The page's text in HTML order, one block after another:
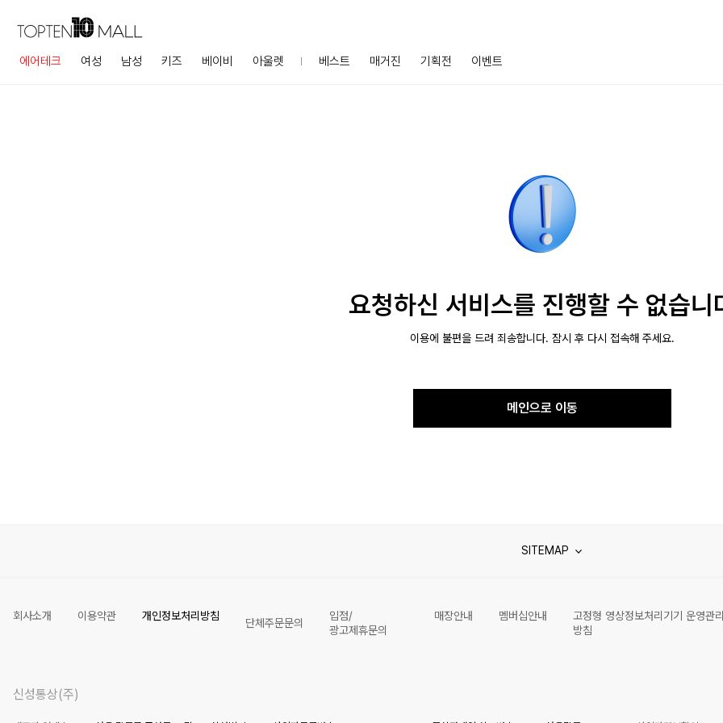
에어테크 여성 남성 키즈 베이비 아울렛 베스트 매거진 기획전 이벤트
요청하신 서비스를 진행할 수 없습니
이용에 불편을 드려 죄송합니다. 잠시 후 다시 접속해 주세요.
메인으로 이동
SITEMAP
회사소개 이용약관 개인정보처리방침
단체주문문의
입점/
광고제휴문의
매장안내 멤버십안내
고정형 영상정보처리기기 운영관리
방침
신성통상(주)